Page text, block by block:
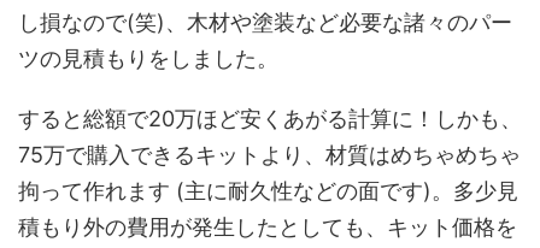
し損なので(笑)、木材や塗装など必要な諸々のパー
ツの見積もりをしました。
すると総額で20万ほど安くあがる計算に！しかも、
75万で購入できるキットより、材質はめちゃめちゃ
拘って作れます (主に耐久性などの面です)。多少見
積もり外の費用が発生したとしても、キット価格を